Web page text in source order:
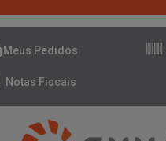
Meus Pedidos
Notas Fiscais